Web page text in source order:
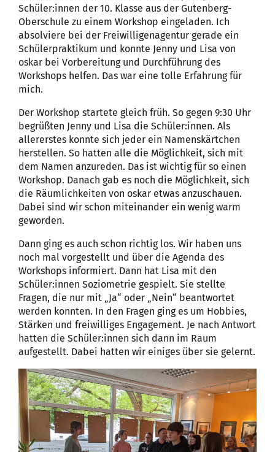
Schüler:innen der 10. Klasse aus der Gutenberg-
Oberschule zu einem Workshop eingeladen. Ich
absolviere bei der Freiwilligenagentur gerade ein
Schülerpraktikum und konnte Jenny und Lisa von
oskar bei Vorbereitung und Durchführung des
Workshops helfen. Das war eine tolle Erfahrung für
mich.
Der Workshop startete gleich früh. So gegen 9:30 Uhr
begrüßten Jenny und Lisa die Schüler:innen. Als
allererstes konnte sich jeder ein Namenskärtchen
herstellen. So hatten alle die Möglichkeit, sich mit
dem Namen anzureden. Das ist wichtig für so einen
Workshop. Danach gab es noch die Möglichkeit, sich
die Räumlichkeiten von oskar etwas anzuschauen.
Dabei sind wir schon miteinander ein wenig warm
geworden.
Dann ging es auch schon richtig los. Wir haben uns
noch mal vorgestellt und über die Agenda des
Workshops informiert. Dann hat Lisa mit den
Schüler:innen Soziometrie gespielt. Sie stellte
Fragen, die nur mit „Ja“ oder „Nein“ beantwortet
werden konnten. In den Fragen ging es um Hobbies,
Stärken und freiwilliges Engagement. Je nach Antwort
hatten die Schüler:innen sich dann im Raum
aufgestellt. Dabei hatten wir einiges über sie gelernt.